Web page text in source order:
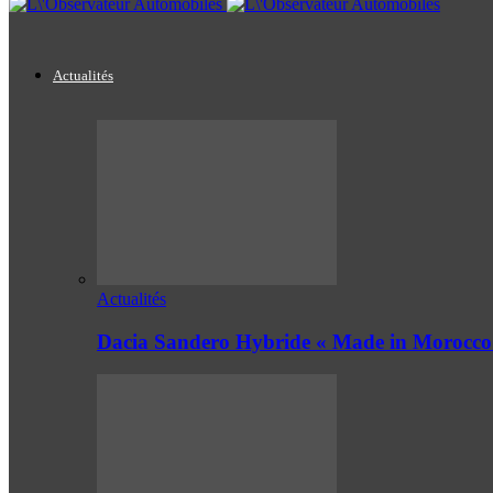
Actualités
Actualités
Dacia Sandero Hybride « Made in